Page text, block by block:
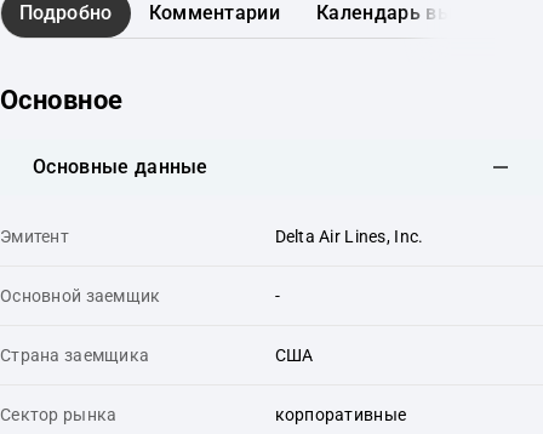
Подробно Комментарии Календарь выплат
Основное
Основные данные
Эмитент Delta Air Lines, Inc.
Основной заемщик -
Страна заемщика США
Сектор рынка корпоративные